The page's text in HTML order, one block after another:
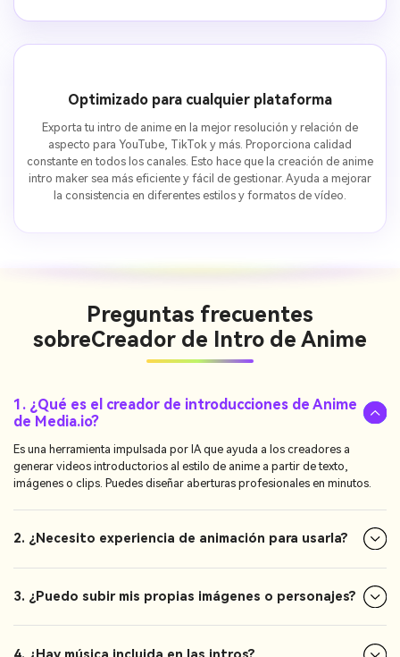
Optimizado para cualquier plataforma
Exporta tu intro de anime en la mejor resolución y relación de
aspecto para YouTube, TikTok y más. Proporciona calidad
constante en todos los canales. Esto hace que la creación de anime
intro maker sea más eficiente y fácil de gestionar. Ayuda a mejorar
la consistencia en diferentes estilos y formatos de vídeo.
Preguntas frecuentes
sobreCreador de Intro de Anime
1. ¿Qué es el creador de introducciones de Anime
de Media.io?
Es una herramienta impulsada por IA que ayuda a los creadores a
generar videos introductorios al estilo de anime a partir de texto,
imágenes o clips. Puedes diseñar aberturas profesionales en minutos.
2. ¿Necesito experiencia de animación para usarla?
3. ¿Puedo subir mis propias imágenes o personajes?